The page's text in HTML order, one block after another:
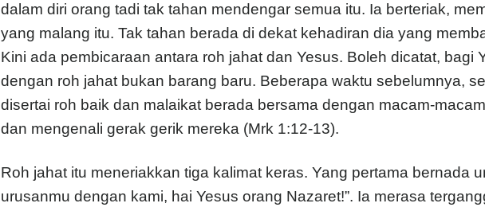
dalam diri orang tadi tak tahan mendengar semua itu. Ia berteriak,
yang malang itu. Tak tahan berada di dekat kehadiran dia yang
Kini ada pembicaraan antara roh jahat dan Yesus. Boleh dicatat, bagi
dengan roh jahat bukan barang baru. Beberapa waktu sebelumnya,
disertai roh baik dan malaikat berada bersama dengan macam-
dan mengenali gerak gerik mereka (Mrk 1:12-13).
Roh jahat itu meneriakkan tiga kalimat keras. Yang pertama bernada
urusanmu dengan kami, hai Yesus orang Nazaret!”. Ia merasa